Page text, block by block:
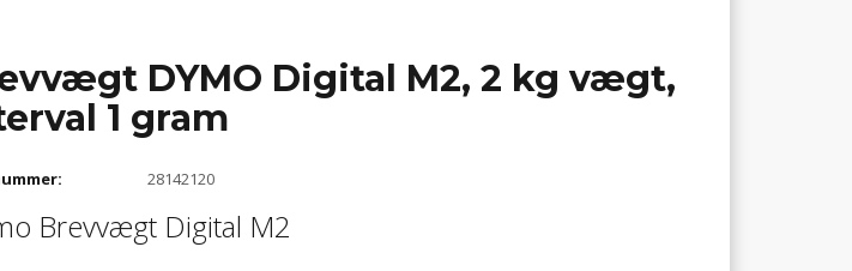
DYMO Digital M2, 2 kg vægt,
1 gram
28142120
Brevvægt Digital M2